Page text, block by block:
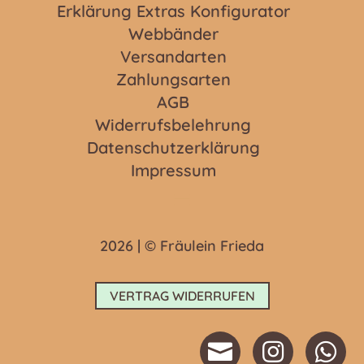
Erklärung Extras Konfigurator
Webbänder
Versandarten
Zahlungsarten
AGB
Widerrufsbelehrung
Datenschutzerklärung
Impressum
2026 | © Fräulein Frieda
VERTRAG WIDERRUFEN


